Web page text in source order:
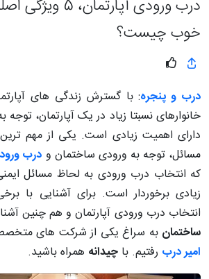
درب ورودی
خوب چیست؟
درب و پنجره: با گسترش زندگی های
خانوارهای نسبتا زیاد در یک آپارتمان،
دارای اهمیت زیادی است. یکی از مهم
مسائل، توجه به ورودی ساختمان و درب
که انتخاب درب ورودی به لحاظ مسائل
زیادی برخوردار است. برای آشنایی با
انتخاب درب ورودی آپارتمان و هم چنین
ساختمان به سراغ یکی از شرکت های
امیر درب رفتیم. با چیدانه همراه باشید.